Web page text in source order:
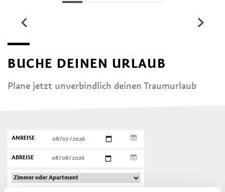
BUCHE DEINEN URLAUB
Plane jetzt unverbindlich deinen Traumurlaub
ANREISE
ABREISE